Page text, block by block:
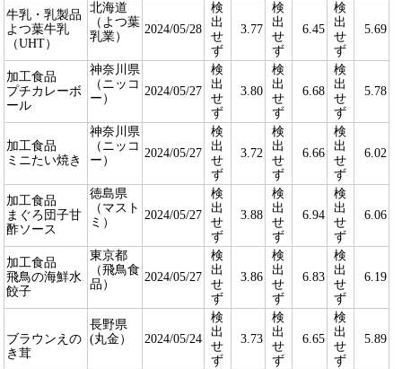
牛乳・乳製品
よつ葉牛乳
（UHT）
北海道
（よつ葉
乳業）
2024/05/28
検
出
せ
ず
3.77
検
出
せ
ず
6.45
検
出
せ
ず
5.69
加工食品
プチカレーボ
ール
神奈川県
（ニッコ
ー）
2024/05/27
検
出
せ
ず
3.80
検
出
せ
ず
6.68
検
出
せ
ず
5.78
加工食品
ミニたい焼き
神奈川県
（ニッコ
ー）
2024/05/27
検
出
せ
ず
3.72
検
出
せ
ず
6.66
検
出
せ
ず
6.02
加工食品
まぐろ団子甘
酢ソース
徳島県
（マスト
ミ）
2024/05/27
検
出
せ
ず
3.88
検
出
せ
ず
6.94
検
出
せ
ず
6.06
加工食品
飛鳥の海鮮水
餃子
東京都
（飛鳥食
品）
2024/05/27
検
出
せ
ず
3.86
検
出
せ
ず
6.83
検
出
せ
ず
6.19
ブラウンえの
き茸
長野県
(丸金）
2024/05/24
検
出
せ
ず
3.73
検
出
せ
ず
6.65
検
出
せ
ず
5.89